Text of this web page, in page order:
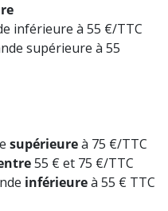
inférieure à 55 €/TTC
supérieure à 55
supérieureà 75 €/TTC
55 € et 75 €/TTC
inférieureà 55 € TTC